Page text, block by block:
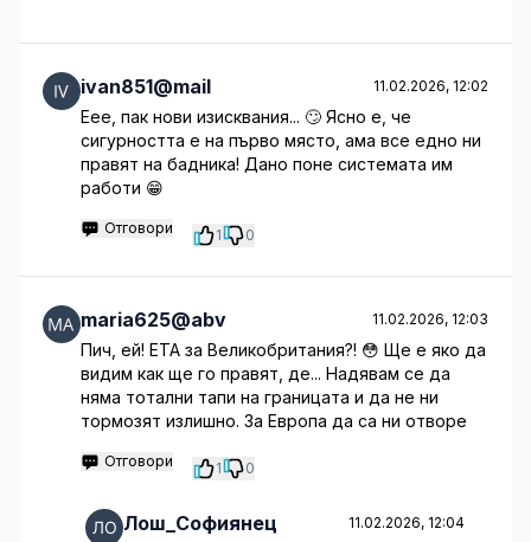
ivan851@mail 11.02.2026, 12:02
Еее, пак нови изисквания... 🙄 Ясно е, че
сигурността е на първо място, ама все едно ни
правят на бадника! Дано поне системата им
работи 😁
Отговори 1 0
maria625@abv 11.02.2026, 12:03
Пич, ей! ETA за Великобритания?! 😳 Ще е яко да
видим как ще го правят, де... Надявам се да
няма тотални тапи на границата и да не ни
тормозят излишно. За Европа да са ни отворе
Отговори 1 0
Лош_Софиянец 11.02.2026, 12:04